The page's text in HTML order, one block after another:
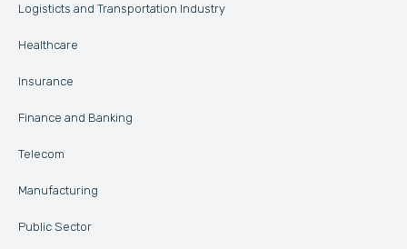
Logisticts and Transportation Industry
Healthcare
Insurance
Finance and Banking
Telecom
Manufacturing
Public Sector